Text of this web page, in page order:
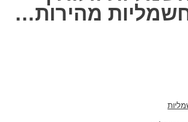
חשמליות מהירות…